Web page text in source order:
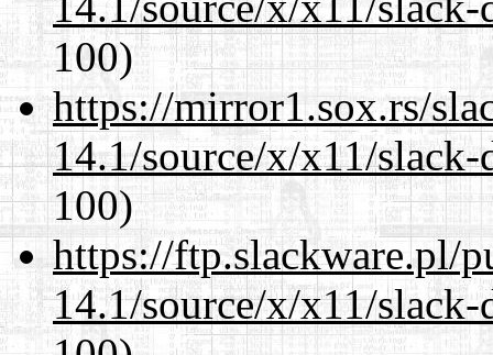
100)
https://mirror1.sox.rs/
14.1/source/x/x11/
100)
https://ftp.slackware.pl/
14.1/source/x/x11/